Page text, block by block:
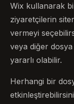
Wix kullanarak
ziyaretçilerin
vermeyi
veya diğer
yararlı olabilir.
Herhangi bir